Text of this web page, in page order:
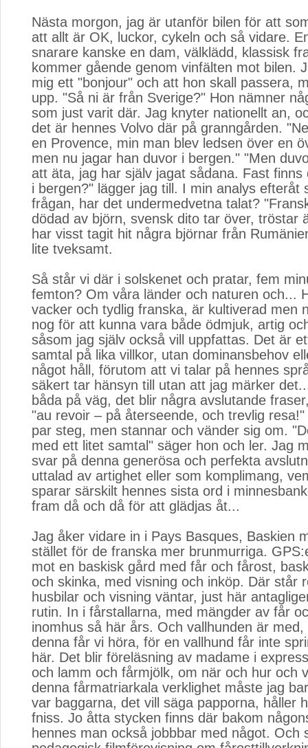
Nästa morgon, jag är utanför bilen för att
att allt är OK, luckor, cykeln och så vidare.
snarare kanske en dam, välklädd, klassisk
kommer gående genom vinfälten mot bilen.
mig ett "bonjour" och att hon skall passera,
upp. "Så ni är från Sverige?" Hon nämner
som just varit där. Jag knyter nationellt an,
det är hennes Volvo där på granngården.
en Provence, min man blev ledsen över en
men nu jagar han duvor i bergen." "Men
att äta, jag har själv jagat sådana. Fast finns
i bergen?" lägger jag till. I min analys efteråt
frågan, har det undermedvetna talat?
dödad av björn, svensk dito tar över, tröstar
har visst tagit hit några björnar från
lite tveksamt.
Så står vi där i solskenet och pratar, fem
femton? Om våra länder och naturen och...
vacker och tydlig franska, är kultiverad men
nog för att kunna vara både ödmjuk, artig
såsom jag själv också vill uppfattas. Det är
samtal på lika villkor, utan dominansbehov
något håll, förutom att vi talar på hennes
säkert tar hänsyn till utan att jag märker
båda på väg, det blir några avslutande
"au revoir – på återseende, och trevlig
par steg, men stannar och vänder sig om.
med ett litet samtal" säger hon och ler. Jag
svar på denna generösa och perfekta
uttalad av artighet eller som komplimang,
sparar särskilt hennes sista ord i
fram då och då för att glädjas åt...
Jag åker vidare in i Pays Basques, Baskien
stället för de franska mer brunmurriga.
mot en baskisk gård med får och fårost,
och skinka, med visning och inköp. Där står
husbilar och visning väntar, just här
rutin. In i fårstallarna, med mängder av får
inomhus så här års. Och vallhunden är med,
denna får vi höra, för en vallhund får inte
här. Det blir föreläsning av madame i
och lamm och fårmjölk, om när och hur och
denna fårmatriarkala verklighet måste jag
var baggarna, det vill säga papporna, håller
fniss. Jo åtta stycken finns där bakom
hennes man också jobbbar med något. Och